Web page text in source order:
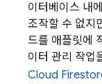
이터베이스 내
조작할 수 없지
드를 애플릿에
이터 관리 작업
Cloud